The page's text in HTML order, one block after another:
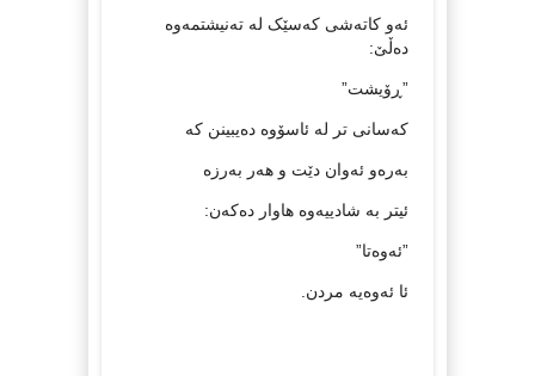
ئه‌و کاته‌شی که‌سێک له‌ ته‌نیشتمه‌وه‌
ده‌ڵێ:
”ڕۆیشت”
که‌سانی تر له‌ ئاسۆوه‌ ده‌یبینن که‌
به‌ره‌و ئه‌وان دێت و هه‌ر به‌رزه‌
ئیتر به‌ شادییه‌وه‌ هاوار ده‌که‌ن:
”ئه‌وه‌تا”
ئا ئه‌وه‌یه‌ مردن.